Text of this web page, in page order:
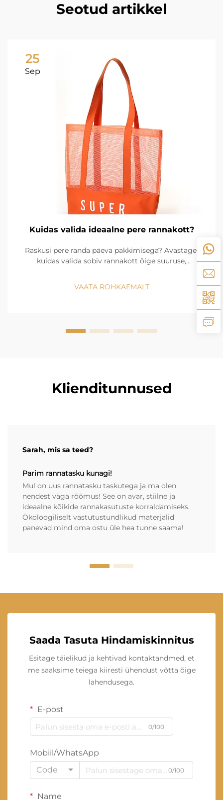
Seotud artikkel
25
Sep
Kuidas valida ideaalne pere rannakott?
Raskusi pere randa päeva pakkimisega? Avastage,
kuidas valida sobiv rannakott õige suuruse,
VAATA ROHKAEMALT
Klienditunnused
Sarah, mis sa teed?
Parim rannatasku kunagi!
Mul on uus rannatasku taskutega ja ma olen
nendest väga rõõmus! See on avar, stiilne ja
ideaalne kõikide rannakasutuste korraldamiseks.
Ökoloogiliselt vastutustundlikud materjalid
panevad mind oma ostu üle hea tunne saama!
Saada Tasuta Hindamiskinnitus
Esitage täielikud ja kehtivad kontaktandmed, et
me saaksime teiega kiiresti ühendust võtta õige
lahendusega.
E-post
0/100
Mobiil/WhatsApp
Code
0/100
Name